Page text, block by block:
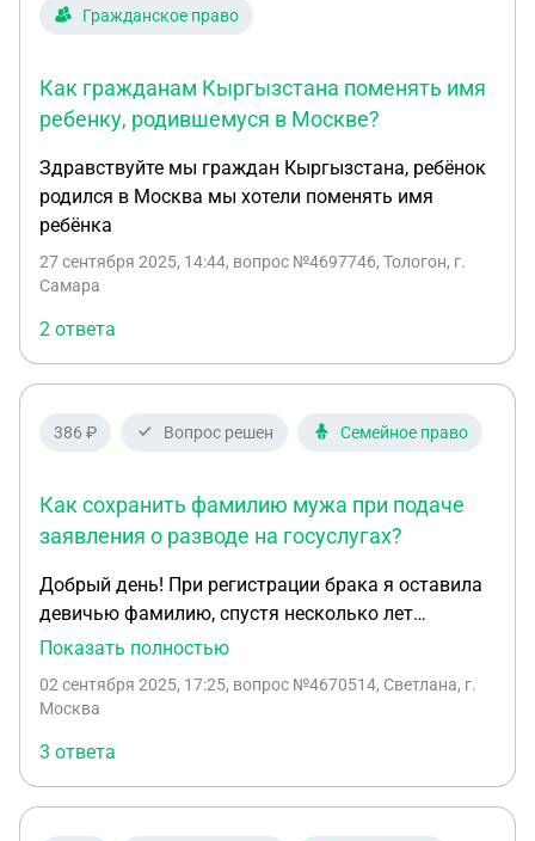
Можно что-то узнать об этом?
Гражданское право
Как гражданам Кыргызстана поменять имя
ребенку, родившемуся в Москве?
Здравствуйте мы граждан Кыргызстана, ребёнок
родился в Москва мы хотели поменять имя
ребёнка
27 сентября 2025, 14:44, вопрос №4697746, Тологон, г.
Самара
2 ответа
386 ₽ Вопрос решен Семейное право
Как сохранить фамилию мужа при подаче
заявления о разводе на госуслугах?
Добрый день! При регистрации брака я оставила
девичью фамилию, спустя несколько лет
поменяла на фамилию мужа. Сейчас при разводе
необходимо выбрать на госуслугах при
Там есть вариант вернуть добрачную фамилию
или оставить фамилию, которая присвоена при
регистрации брака (тогда у меня была девичья).
Показать полностью
02 сентября 2025, 17:25, вопрос №4670514, Светлана, г.
Москва
3 ответа